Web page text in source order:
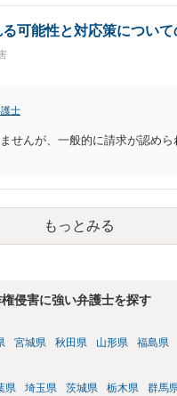
限まで当然に生じるものでは
も、見積書、メール、利用規約
。また、単に制作を担当した事
リンクしたりする行為まで当然
真については、通常のSNSへ
必要性、本人の特定可能性等か
本人も掲載を拒否していること
ますが、自動的に肖像権侵害と
書、メール、チャット、デザ
提供素材及びこれを含む画面
的使用には当たりません。 ②
はなりません。自分の説明や
れていることなどが必要です。
中心的に掲載する場合、引用と
ても、単に所々表現を変えただ
上の事実を理解したうえで、ご
ります。 安全にSNSで公開す
た部分は掲載せず、人体の構造
現を工夫して作図する方法が考
認められたオープンライセン
あります。トレースした図を
どめるのが安全です。
可能性と対応策について
士
せんが、一般的に請求が認め
もっとみる
侵害に強い弁護士を探す
宮城県 秋田県 山形県 福島県
県 埼玉県 茨城県 栃木県 群馬